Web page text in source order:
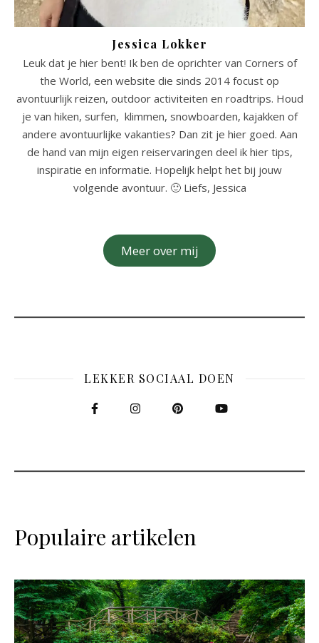
Jessica Lokker
Leuk dat je hier bent! Ik ben de oprichter van Corners of
the World, een website die sinds 2014 focust op
avontuurlijk reizen, outdoor activiteiten en roadtrips. Houd
je van hiken, surfen, klimmen, snowboarden, kajakken of
andere avontuurlijke vakanties? Dan zit je hier goed. Aan
de hand van mijn eigen reiservaringen deel ik hier tips,
inspiratie en informatie. Hopelijk helpt het bij jouw
volgende avontuur. 🙂 Liefs, Jessica
Meer over mij
LEKKER SOCIAAL DOEN
Populaire artikelen